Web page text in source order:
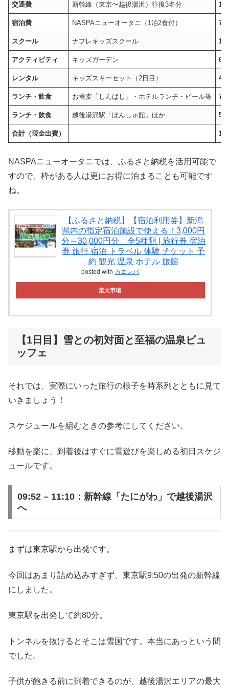
交通費 新幹線（東京〜越後湯沢）往復3名分
宿泊費 NASPAニューオータニ（1泊2食付）
スクール ナプレキッズスクール
アクティビティ キッズガーデン
レンタル キッズスキーセット（2日目）
ランチ・飲食 お蕎麦「しんばし」・ホテルランチ・ビール等
ランチ・飲食 越後湯沢駅「ぽんしゅ館」ほか
合計（現金出費）
NASPAニューオータニでは、ふるさと納税を活用可能で
すので、枠がある人は更にお得に泊まることも可能です
ね。
【ふるさと納税】【宿泊利用券】新潟
県内の指定宿泊施設で使える！3,000円
分～30,000円分 全5種類 | 旅行券 宿泊
券 旅行 宿泊 トラベル 体験 チケット 予
約 観光 温泉 ホテル 旅館
posted with カエレバ
楽天市場
【1日目】雪との初対面と至福の温泉ビュ
ッフェ
それでは、実際にいった旅行の様子を時系列とともに見て
いきましょう！
スケジュールを組むときの参考にしてください。
移動を楽に、到着後はすぐに雪遊びを楽しめる初日スケジ
ュールです。
09:52 – 11:10：新幹線「たにがわ」で越後湯沢
へ
まずは東京駅から出発です。
今回はあまり詰め込みすぎず、東京駅9:50の出発の新幹線
にしました。
東京駅を出発して約80分。
トンネルを抜けるとそこは雪国です。本当にあっという間
でした。
子供が飽きる前に到着できるのが、越後湯沢エリアの最大